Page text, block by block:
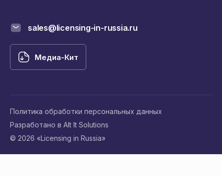
sales@licensing-in-russia.ru
Медиа-Кит
© 2026 «Licensing in Russia»
Политика обработки персональных данных
Разработано в Alt It Solutions